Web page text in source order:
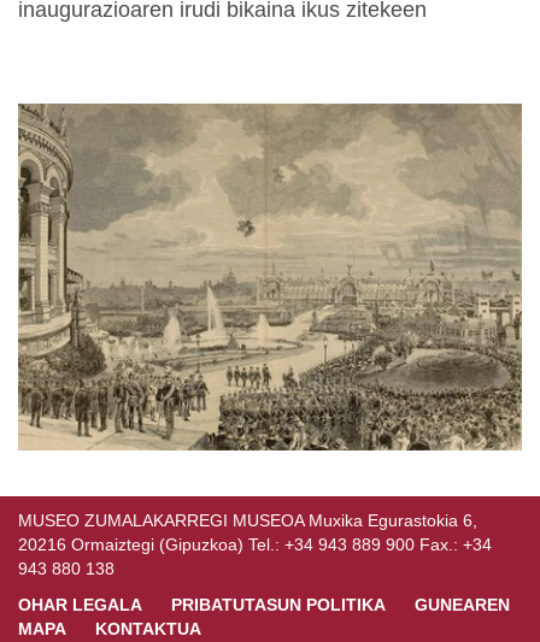
inaugurazioaren irudi bikaina ikus zitekeen
MUSEO ZUMALAKARREGI MUSEOA Muxika Egurastokia 6,
20216 Ormaiztegi (Gipuzkoa) Tel.: +34 943 889 900 Fax.: +34
943 880 138
OHAR LEGALA
PRIBATUTASUN POLITIKA
GUNEAREN
MAPA
KONTAKTUA